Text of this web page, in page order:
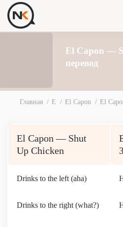
El Capon —
перевод
Главная E El Capon El
El Capon — Shut
Up Chicken
Drinks to the left (aha)
Drinks to the right (what?)